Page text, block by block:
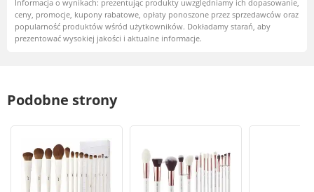
Informacja o wynikach: prezentując produkty uwzględniamy ich dopasowanie,
ceny, promocje, kupony rabatowe, opłaty ponoszone przez sprzedawców oraz
popularność produktów wśród użytkowników. Dokładamy starań, aby
prezentować wysokiej jakości i aktualne informacje.
Podobne strony